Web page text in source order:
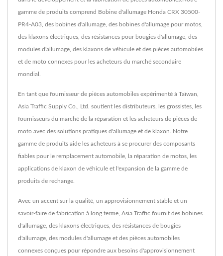
gamme de produits comprend Bobine d'allumage Honda CRX 30500-
PR4-A03, des bobines d'allumage, des bobines d'allumage pour motos,
des klaxons électriques, des résistances pour bougies d'allumage, des
modules d'allumage, des klaxons de véhicule et des pièces automobiles
et de moto connexes pour les acheteurs du marché secondaire
mondial.
En tant que fournisseur de pièces automobiles expérimenté à Taïwan,
Asia Traffic Supply Co., Ltd. soutient les distributeurs, les grossistes, les
fournisseurs du marché de la réparation et les acheteurs de pièces de
moto avec des solutions pratiques d'allumage et de klaxon. Notre
gamme de produits aide les acheteurs à se procurer des composants
fiables pour le remplacement automobile, la réparation de motos, les
applications de klaxon de véhicule et l'expansion de la gamme de
produits de rechange.
Avec un accent sur la qualité, un approvisionnement stable et un
savoir-faire de fabrication à long terme, Asia Traffic fournit des bobines
d'allumage, des klaxons électriques, des résistances de bougies
d'allumage, des modules d'allumage et des pièces automobiles
connexes conçues pour répondre aux besoins d'approvisionnement